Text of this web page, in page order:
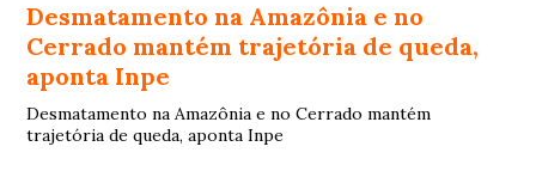
Desmatamento na Amazônia e no
Cerrado mantém trajetória de queda,
aponta Inpe
Desmatamento na Amazônia e no Cerrado mantém
trajetória de queda, aponta Inpe